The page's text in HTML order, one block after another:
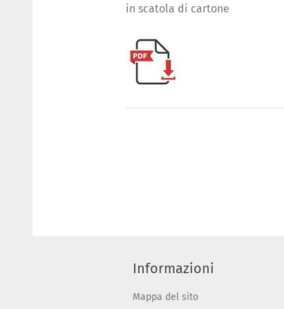
in scatola di cartone
Informazioni
Mappa del sito